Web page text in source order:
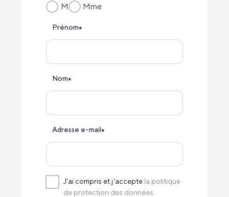
M
Mme
Prénom*
Nom*
Adresse e-mail*
J'ai compris et j'accepte la politique
de protection des données